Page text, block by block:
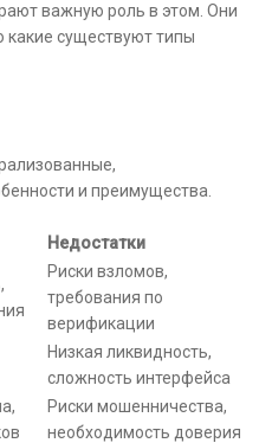
важную роль в этом. Они
какие существуют типы
и преимущества.
Недостатки
Риски взломов,
требования по
верификации
Низкая ликвидность,
сложность интерфейса
Риски мошенничества,
необходимость доверия